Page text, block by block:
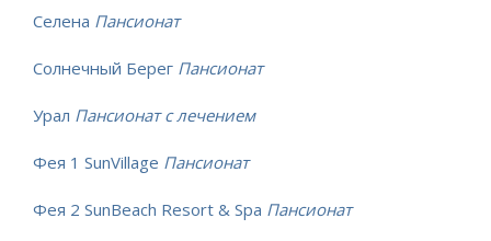
Селена Пансионат
Солнечный Берег Пансионат
Урал Пансионат с лечением
Фея 1 SunVillage Пансионат
Фея 2 SunBeach Resort & Spa Пансионат